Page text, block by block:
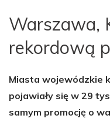
Warszawa,
rekordową
Miasta wojewódzkie
pojawiały się w 29
samym promocję o